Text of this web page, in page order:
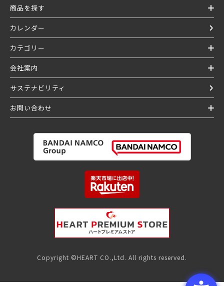
商品を探す
カレンダー
カテゴリー
会社案内
サステナビリティ
お問い合わせ
Copyright ©HEART CO.,Ltd. All rights reserved.